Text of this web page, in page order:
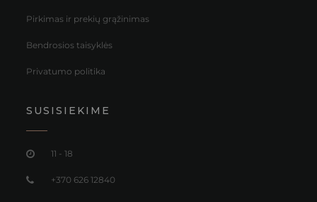
Pirkimas ir prekių grąžinimas
Bendrosios taisyklės
Privatumo politika
SUSISIEKIME
11 - 18
+370 626 12840